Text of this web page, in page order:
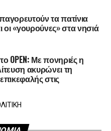
τα πατίνια
οι «γουρούνες» στα νησιά
OPEN: Με πονηριές η
ακυρώνει τη
στις